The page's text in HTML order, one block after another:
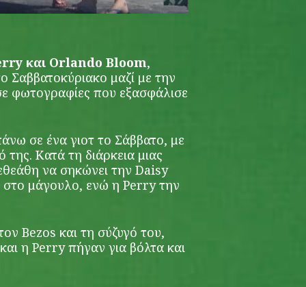
και Orlando Bloom,
Σαββατοκύριακο μαζί με την
φωτογραφίες που εξασφάλισε
σε ένα γιοτ το Σάββατο, με
Κατά τη διάρκεια μιας
να σηκώνει την Daisy
στο μάγουλο, ενώ η Perry την
Bezos και τη σύζυγό του,
η Perry πήγαν για βόλτα και